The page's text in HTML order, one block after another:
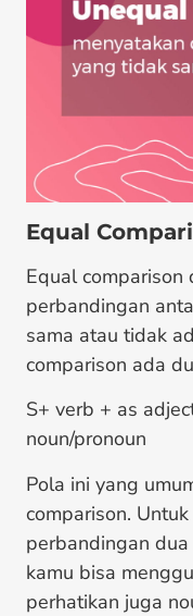
Equal
Equal comparison
perbandingan
sama atau tidak
comparison ada
S+ verb + as
noun/pronoun
Pola ini yang
comparison.
perbandingan
kamu bisa
perhatikan juga